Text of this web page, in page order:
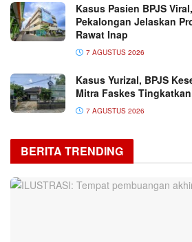
Kasus Pasien BPJS
Pekalongan Jelaskan
Rawat Inap
7 AGUSTUS 2026
Kasus Yurizal, BPJS
Mitra Faskes
7 AGUSTUS 2026
BERITA TRENDING